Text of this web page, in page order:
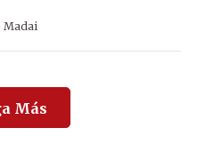
Madai
Más